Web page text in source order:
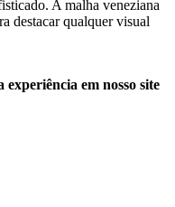
A malha veneziana
destacar qualquer visual
em nosso site